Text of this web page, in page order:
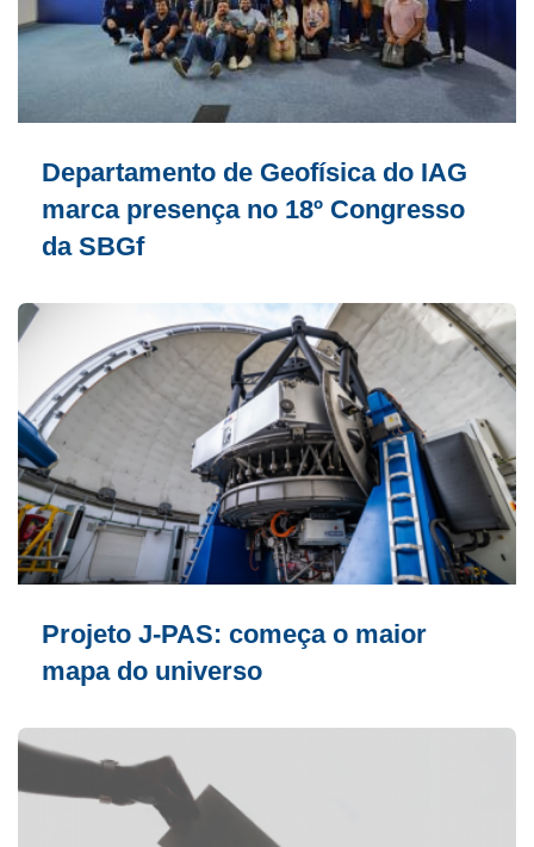
Departamento de Geofísica do IAG
marca presença no 18º Congresso
da SBGf
Projeto J-PAS: começa o maior
mapa do universo